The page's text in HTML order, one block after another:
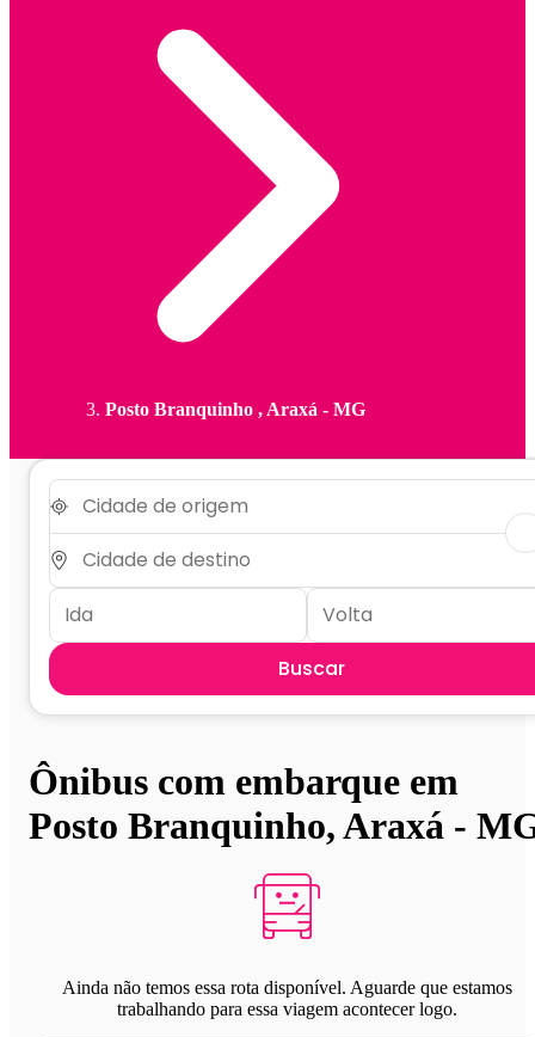
Posto Branquinho , Araxá - MG
Buscar
Ônibus com embarque em
Posto Branquinho, Araxá -
Ainda não temos essa rota disponível. Aguarde que estamos
trabalhando para essa viagem acontecer logo.